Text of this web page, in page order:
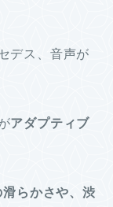
デス、音声が
アダプティブ
らかさや、渋